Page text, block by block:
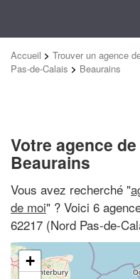
Accueil > Trouver un agence
Pas-de-Calais > Beaurains
Votre agence
Beaurains
Vous avez recherché "
de moi" ? Voici 6
62217 (Nord Pas-de-
+